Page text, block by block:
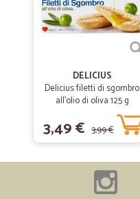
DELICIUS
Delicius filetti di sgombro
all'olio di oliva 125 g
3,49 € 3,99 €